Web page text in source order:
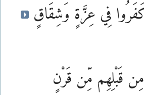
فِي عِزَّةٍ وَشِقَاقٍ
قَبْلِهِم مِّن قَرْنٍ